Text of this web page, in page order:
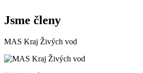
Jsme členy
MAS Kraj Živých vod